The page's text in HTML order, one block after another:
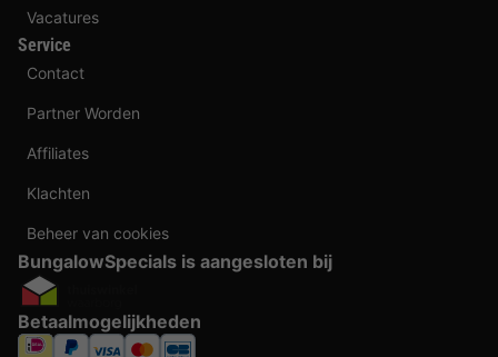
Vacatures
Service
Contact
Partner Worden
Affiliates
Klachten
Beheer van cookies
BungalowSpecials is aangesloten bij
Betaalmogelijkheden